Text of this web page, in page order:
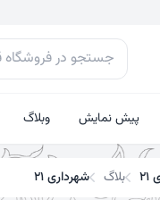
پیش نمایش وبلاگ
بلاگ شهرداری ۲۱